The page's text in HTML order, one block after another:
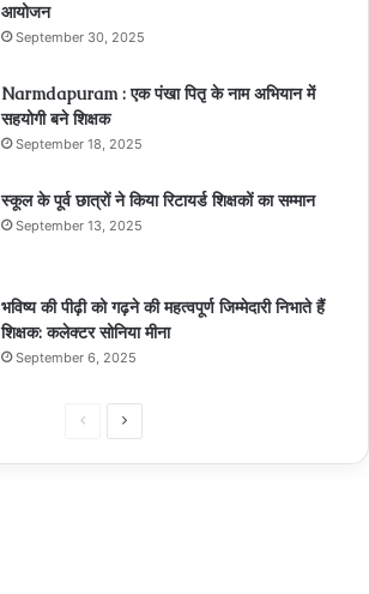
आयोजन
September 30, 2025
Narmdapuram : एक पंखा पितृ के नाम अभियान में
सहयोगी बने शिक्षक
September 18, 2025
स्कूल के पूर्व छात्रों ने किया रिटायर्ड शिक्षकों का सम्मान
September 13, 2025
भविष्य की पीढ़ी को गढ़ने की महत्वपूर्ण जिम्मेदारी निभाते हैं
शिक्षक: कलेक्टर सोनिया मीना
September 6, 2025
PreviousNext